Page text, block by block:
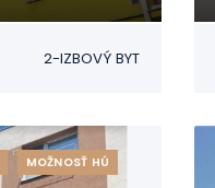
2-IZBOVÝ BYT
MOŽNOSŤ HÚ